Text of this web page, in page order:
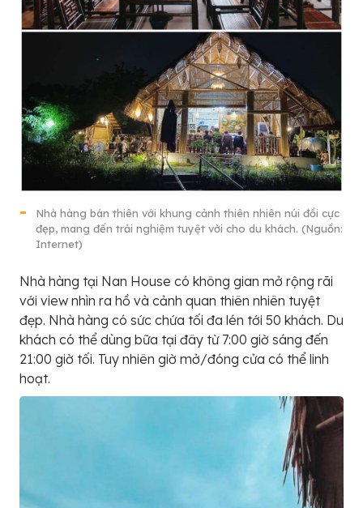
Nhà hàng bán thiên với khung cảnh thiên nhiên núi đồi cực
đẹp, mang đến trải nghiệm tuyệt vời cho du khách. (Nguồn:
Internet)
Nhà hàng tại Nan House có không gian mở rộng rãi
với view nhìn ra hồ và cảnh quan thiên nhiên tuyệt
đẹp. Nhà hàng có sức chứa tối đa lén tới 50 khách. Du
khách có thể dùng bữa tại đây từ 7:00 giờ sáng đến
21:00 giờ tối. Tuy nhiên giờ mở/đóng cửa có thể linh
hoạt.